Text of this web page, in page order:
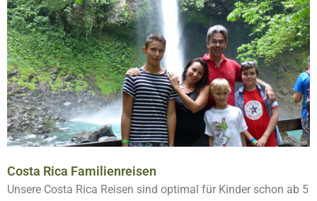
Costa Rica Familienreisen
Unsere Costa Rica Reisen sind optimal für Kinder schon ab 5